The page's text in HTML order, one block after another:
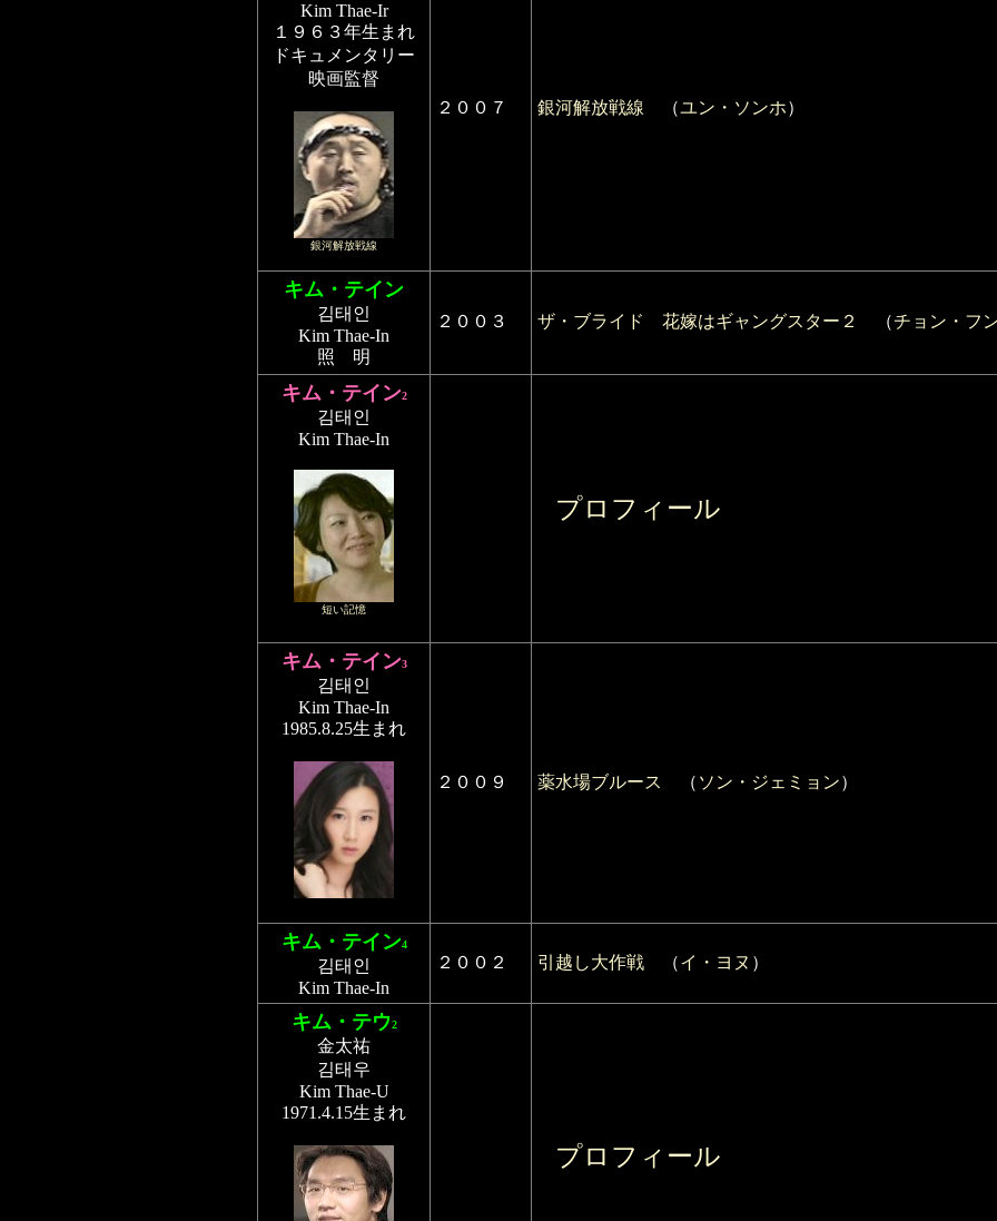
Kim Thae-Ir
１９６３年生まれ
ドキュメンタリー
映画監督
銀河解放戦線
２００７ 銀河解放戦線 （ユン・ソンホ）
キム・テイン
김태인
Kim Thae-In
照 明
２００３ ザ・ブライド 花嫁はギャングスター２ （チョン・フ
キム・テイン2
김태인
Kim Thae-In
短い記憶
プロフィール
キム・テイン3
김태인
Kim Thae-In
1985.8.25生まれ
２００９ 薬水場ブルース （ ソン・ジェミョン）
キム・テイン4
김태인
Kim Thae-In
２００２ 引越し大作戦（イ・ヨヌ ）
キム・テウ2
金太祐
김태우
Kim Thae-U
1971.4.15生まれ
プロフィール